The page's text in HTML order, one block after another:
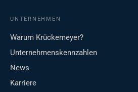
UNTERNEHMEN
Warum Krückemeyer?
Unternehmenskennzahlen
News
Karriere